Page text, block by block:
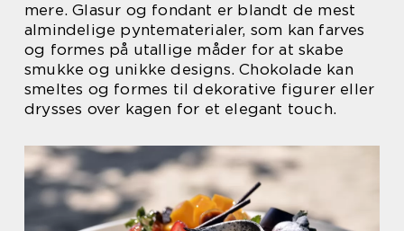
mere. Glasur og fondant er blandt de mest
almindelige pyntematerialer, som kan farves
og formes på utallige måder for at skabe
smukke og unikke designs. Chokolade kan
smeltes og formes til dekorative figurer eller
drysses over kagen for et elegant touch.